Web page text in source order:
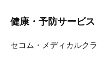
健康・予防サービス
セコム・メディカルク